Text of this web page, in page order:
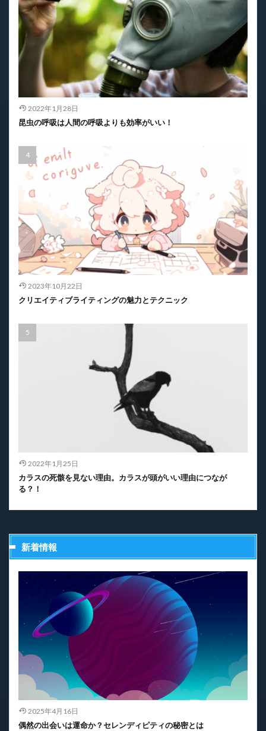
2022年1月28日
昆虫の呼吸は人間の呼吸よりも効率がいい！
2023年10月22日
クリエイティブライティングの魅力とテクニック
2022年1月25日
カラスの死骸を見ない理由。カラスが頭がいい理由につなが
る？！
新着情報
2025年4月16日
偶然の出会いは運命か？セレンディピティの秘密とは